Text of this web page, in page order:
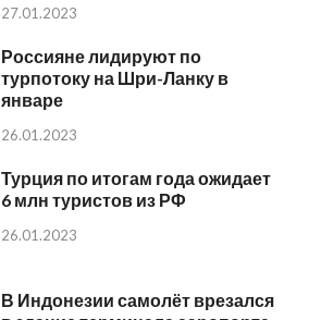
27.01.2023
Россияне лидируют по
турпотоку на Шри-Ланку в
январе
26.01.2023
Турция по итогам года ожидает
6 млн туристов из РФ
26.01.2023
В Индонезии самолёт врезался